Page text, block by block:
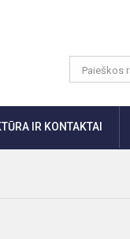
IR KONTAKTAI